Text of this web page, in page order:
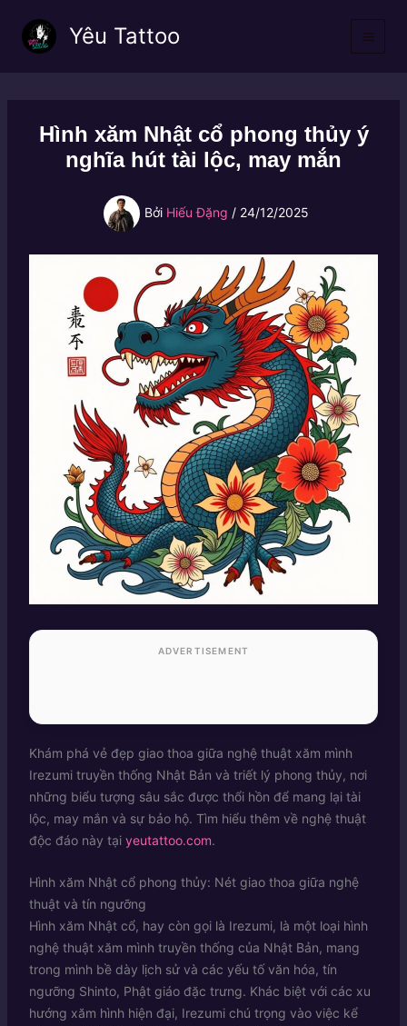
Yêu Tattoo
Hình xăm Nhật cổ phong thủy ý
nghĩa hút tài lộc, may mắn
Bởi Hiếu Đặng / 24/12/2025
ADVERTISEMENT
Khám phá vẻ đẹp giao thoa giữa nghệ thuật xăm mình
Irezumi truyền thống Nhật Bản và triết lý phong thủy, nơi
những biểu tượng sâu sắc được thổi hồn để mang lại tài
lộc, may mắn và sự bảo hộ. Tìm hiểu thêm về nghệ thuật
độc đáo này tại yeutattoo.com.
Hình xăm Nhật cổ phong thủy: Nét giao thoa giữa nghệ
thuật và tín ngưỡng
Hình xăm Nhật cổ, hay còn gọi là Irezumi, là một loại hình
nghệ thuật xăm mình truyền thống của Nhật Bản, mang
trong mình bề dày lịch sử và các yếu tố văn hóa, tín
ngưỡng Shinto, Phật giáo đặc trưng. Khác biệt với các xu
hướng xăm hình hiện đại, Irezumi chú trọng vào việc kể